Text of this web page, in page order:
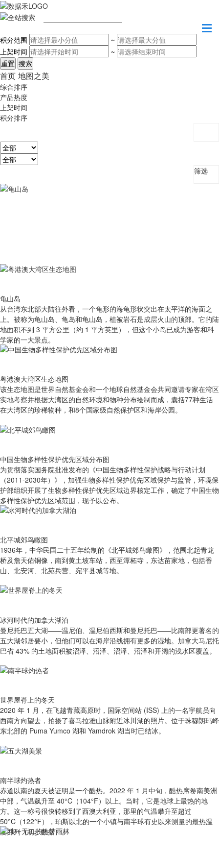
积分范围
~
上架时间
~
首页 地图之美
综合排序
产品热度
上架时间
积分排序
筛选
龟山岛
从台湾东北部大陆往外看，一个龟形的海龟形状突出在太平洋的海面之
上。被称为龟山岛、龟岛和龟山岛，植被岩石是成层火山的顶部。它的陆
地面积不到 3 平方公里（约 1 平方英里），但这个小岛已成为游客和科
学家的一大景点。
粤港澳大湾区生态地图
该生态地图是世界自然基金会和一个地球自然基金会共同邀请专家在湾区
实地考察并根据大湾区的自然环境和物种分布绘制而成，囊括77种生活
在大湾区的珍稀物种，和8个国家级自然保护区和海岸公园。
中国生物多样性保护优先区域分布图
为贯彻落实国务院批准发布的《中国生物多样性保护战略与行动计划
（2011-2030年）》，加强生物多样性保护优先区域保护与监管，环境保
护部组织开展了生物多样性保护优先区域边界核定工作，确定了中国生物
多样性保护优先区域范围，现予以公布。
北平城郊鸟瞰图
1936年，中华民国二十五年绘制的《北平城郊鸟瞰图》，范围北起青龙
桥及詹天佑铜像，南到黄土坡车站，西至潭柘寺，东达苗家地，包括香
山、北安河、北苑兵营、宛平县城等地。
冰河时代的加拿大湖泊
曼尼托巴五大湖——温尼伯、温尼伯西斯和曼尼托巴——比南部更著名的
五大湖邻居要小，但他们可以在海岸沿线拥有更多的湿地。加拿大马尼托
巴省 43% 的土地面积被沼泽、沼泽、沼泽、沼泽和开阔的浅水区覆盖。
世界屋脊上的冬天
2020 年 1 月，在飞越青藏高原时，国际空间站 (ISS) 上的一名宇航员向
西南方向望去，拍摄了喜马拉雅山脉附近冰川湖的照片。位于珠穆朗玛峰
东北部的 Puma Yumco 湖和 Yamdrok 湖当时已结冰。
南半球灼热者
赤道以南的夏天被证明是一个酷热。2022 年 1 月中旬，酷热席卷南美洲
中部，气温飙升至 40°C（104°F）以上。当时，它是地球上最热的地
方。这一称号很快转移到了西澳大利亚，那里的气温攀升至超过
50°C（122°F），珀斯以北的一个小镇与南半球有史以来测量的最热温
度并列（初步数据）。